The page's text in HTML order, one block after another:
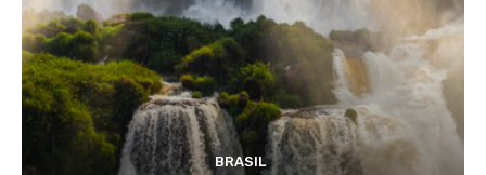
BRASIL